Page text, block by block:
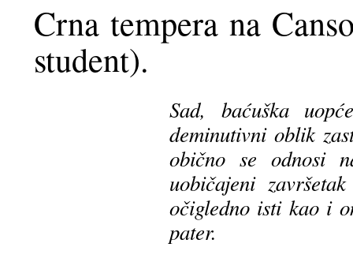
Crna tempera na
student).
Sad, baćuška
deminutivni oblik
obično se odnosi
uobičajeni
očigledno isti kao i
pater.